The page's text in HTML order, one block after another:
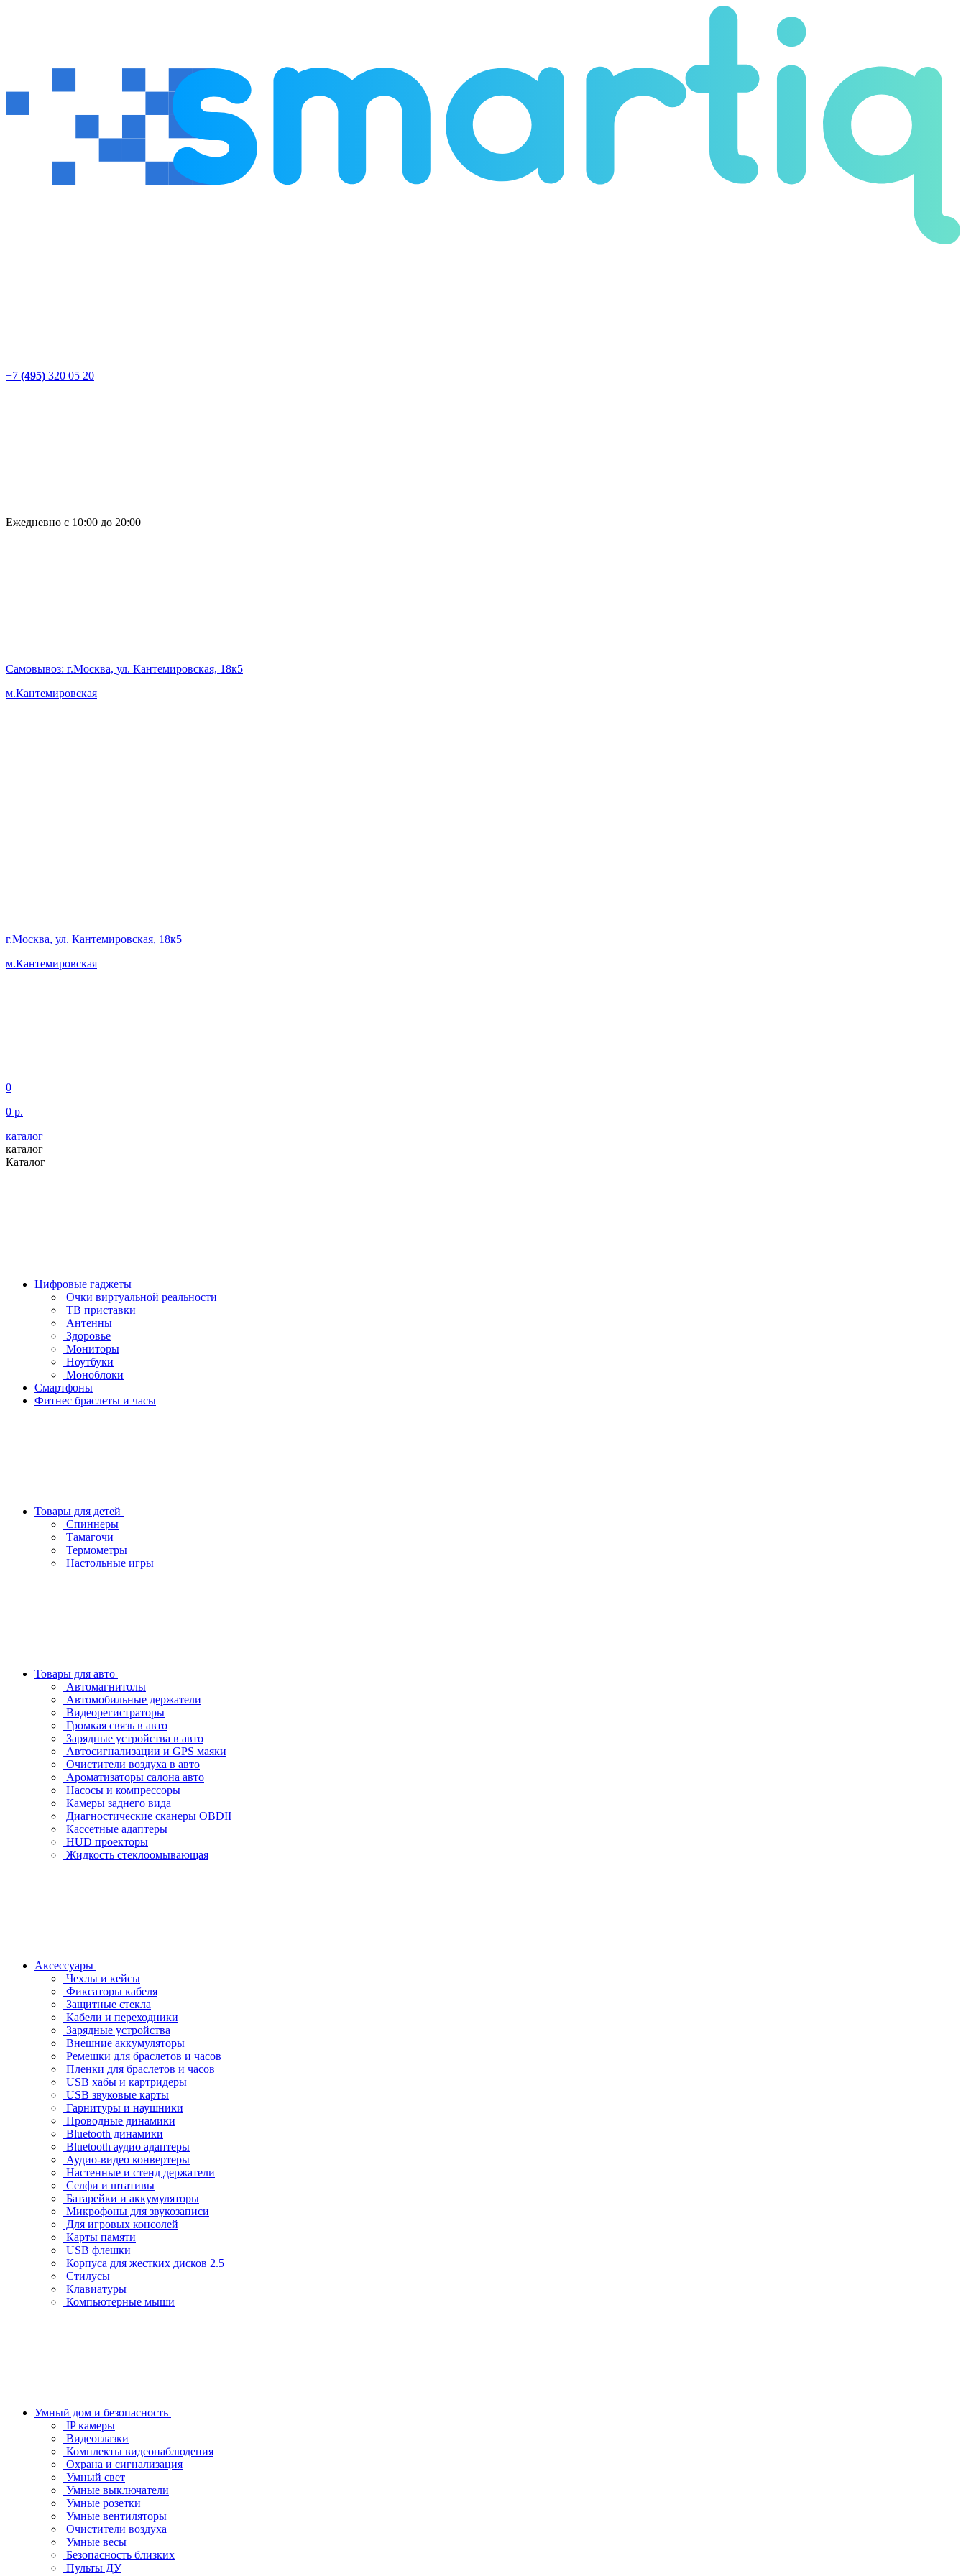
+7 (495) 320 05 20
Ежедневно с 10:00 до 20:00
Самовывоз: г.Москва, ул. Кантемировская, 18к5
м.Кантемировская
г.Москва, ул. Кантемировская, 18к5
м.Кантемировская
0
0 р.
каталог
каталог
Каталог
Цифровые гаджеты
Очки виртуальной реальности
ТВ приставки
Антенны
Здоровье
Мониторы
Ноутбуки
Моноблоки
Смартфоны
Фитнес браслеты и часы
Товары для детей
Спиннеры
Тамагочи
Термометры
Настольные игры
Товары для авто
Автомагнитолы
Автомобильные держатели
Видеорегистраторы
Громкая связь в авто
Зарядные устройства в авто
Автосигнализации и GPS маяки
Очистители воздуха в авто
Ароматизаторы салона авто
Насосы и компрессоры
Камеры заднего вида
Диагностические сканеры OBDII
Кассетные адаптеры
HUD проекторы
Жидкость стеклоомывающая
Аксессуары
Чехлы и кейсы
Фиксаторы кабеля
Защитные стекла
Кабели и переходники
Зарядные устройства
Внешние аккумуляторы
Ремешки для браслетов и часов
Пленки для браслетов и часов
USB хабы и картридеры
USB звуковые карты
Гарнитуры и наушники
Проводные динамики
Bluetooth динамики
Bluetooth аудио адаптеры
Аудио-видео конвертеры
Настенные и стенд держатели
Селфи и штативы
Батарейки и аккумуляторы
Микрофоны для звукозаписи
Для игровых консолей
Карты памяти
USB флешки
Корпуса для жестких дисков 2.5
Стилусы
Клавиатуры
Компьютерные мыши
Умный дом и безопасность
IP камеры
Видеоглазки
Комплекты видеонаблюдения
Охрана и сигнализация
Умный свет
Умные выключатели
Умные розетки
Умные вентиляторы
Очистители воздуха
Умные весы
Безопасность близких
Пульты ДУ